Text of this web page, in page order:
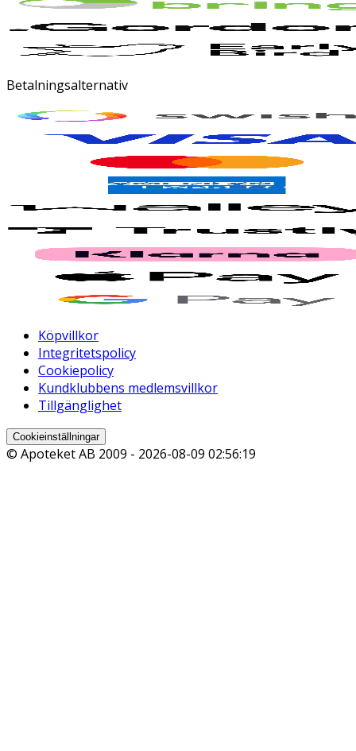
Betalningsalternativ
Köpvillkor
Integritetspolicy
Cookiepolicy
Kundklubbens medlemsvillkor
Tillgänglighet
Cookieinställningar
© Apoteket AB 2009 - 2026-08-09 02:56:19